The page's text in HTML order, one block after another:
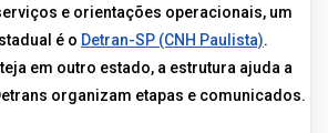
e orientações operacionais, um
é o Detran-SP (CNH Paulista).
em outro estado, a estrutura ajuda a
organizam etapas e comunicados.